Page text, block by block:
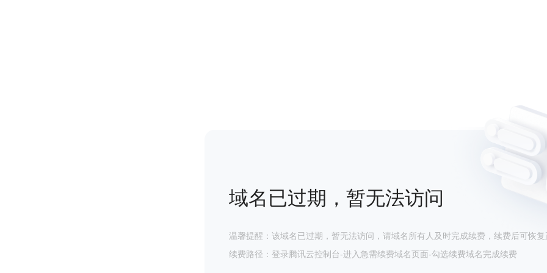
域名已过期，暂无法访问
温馨提醒：该域名已过期，暂无法访问，请域名所有人及时完成续费，续费后可恢复
续费路径：登录腾讯云控制台-进入急需续费域名页面-勾选续费域名完成续费